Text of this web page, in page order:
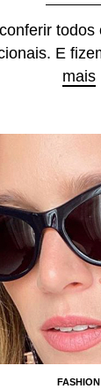
E
mais
FASHION